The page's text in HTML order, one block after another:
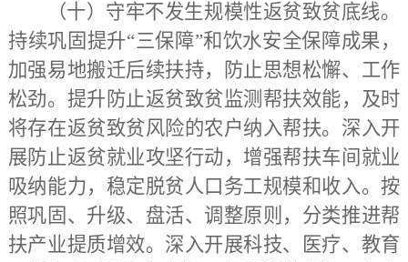
（十）守牢不发生规模性返贫致贫底线。
持续巩固提升“三保障”和饮水安全保障成果，
加强易地搬迁后续扶持，防止思想松懈、工作
松劲。提升防止返贫致贫监测帮扶效能，及时
将存在返贫致贫风险的农户纳入帮扶。深入开
展防止返贫就业攻坚行动，增强帮扶车间就业
吸纳能力，稳定脱贫人口务工规模和收入。按
照巩固、升级、盘活、调整原则，分类推进帮
扶产业提质增效。深入开展科技、医疗、教育